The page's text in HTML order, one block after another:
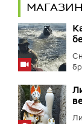
МАГАЗИН